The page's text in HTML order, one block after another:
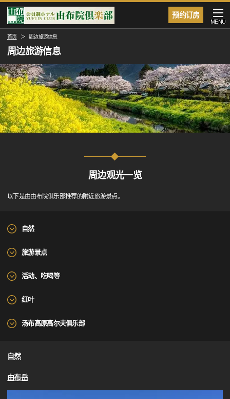
预约订房
MENU
首页 周边旅游信息
周边旅游信息
周边观光一览
以下是由由布院俱乐部推荐的附近旅游景点。
自然
旅游景点
活动、吃喝等
红叶
汤布高原高尔夫俱乐部
自然
由布岳